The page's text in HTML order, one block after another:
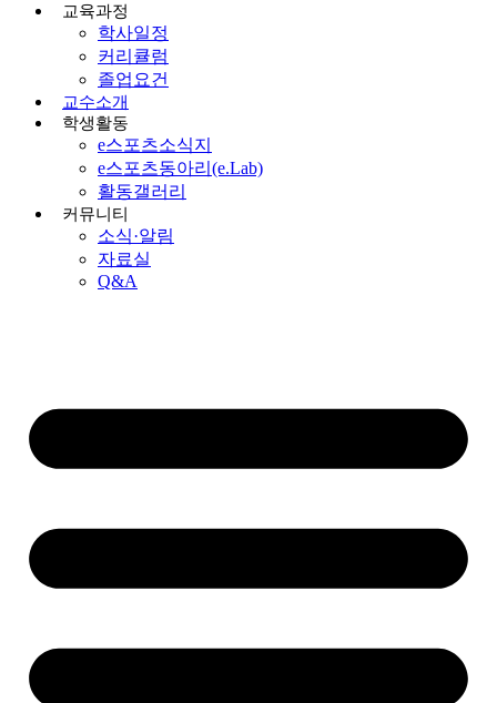
교육과정
학사일정
커리큘럼
졸업요건
교수소개
학생활동
e스포츠소식지
e스포츠동아리(e.Lab)
활동갤러리
커뮤니티
소식·알림
자료실
Q&A